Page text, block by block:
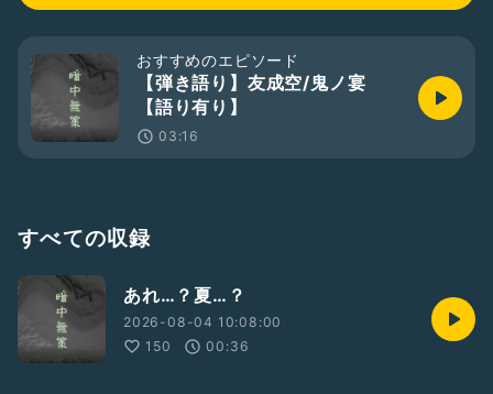
おすすめのエピソード
【弾き語り】友成空/鬼ノ宴
【語り有り】
03:16
すべての収録
あれ…？夏…？
2026-08-04 10:08:00
150
00:36